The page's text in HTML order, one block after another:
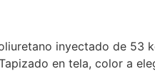
inyectado de 53
en tela, color a